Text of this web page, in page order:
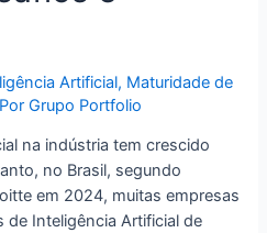
Artificial, Maturidade de
Grupo Portfolio
na indústria tem crescido
no Brasil, segundo
em 2024, muitas empresas
de Inteligência Artificial de